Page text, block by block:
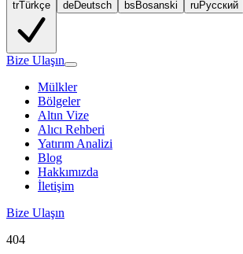
trTürkçe deDeutsch bs Bosanski ruРусский
Bize Ulaşın
Mülkler
Bölgeler
Altın Vize
Alıcı Rehberi
Yatırım Analizi
Blog
Hakkımızda
İletişim
Bize Ulaşın
404